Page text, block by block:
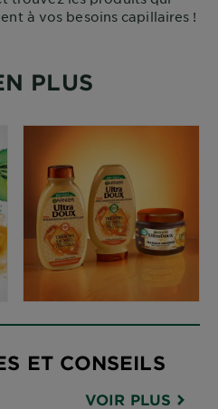
à vos besoins capillaires !
PLUS
ET CONSEILS
VOIR PLUS